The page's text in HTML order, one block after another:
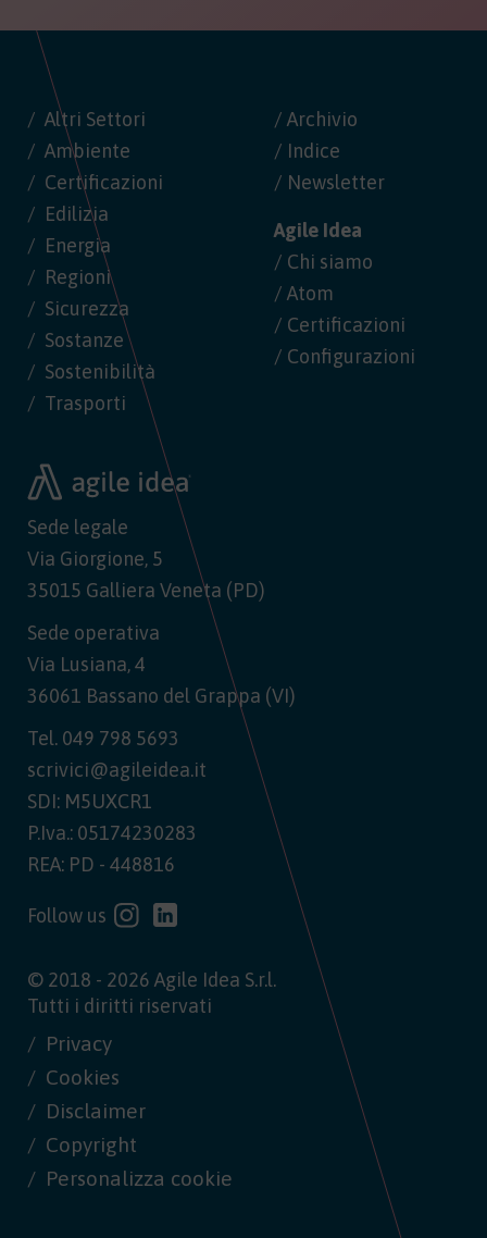
Altri Settori
Ambiente
Certificazioni
Edilizia
Energia
Regioni
Sicurezza
Sostanze
Sostenibilità
Trasporti
/ Archivio
/ Indice
/ Newsletter
Agile Idea
/ Chi siamo
/ Atom
/ Certificazioni
/ Configurazioni
Sede legale
Via Giorgione, 5
35015 Galliera Veneta (PD)
Sede operativa
Via Lusiana, 4
36061 Bassano del Grappa (VI)
Tel. 049 798 5693
scrivici@agileidea.it
SDI: M5UXCR1
P.Iva.: 05174230283
REA: PD - 448816
Follow us
© 2018 - 2026 Agile Idea S.r.l.
Tutti i diritti riservati
Privacy
Cookies
Disclaimer
Copyright
Personalizza cookie